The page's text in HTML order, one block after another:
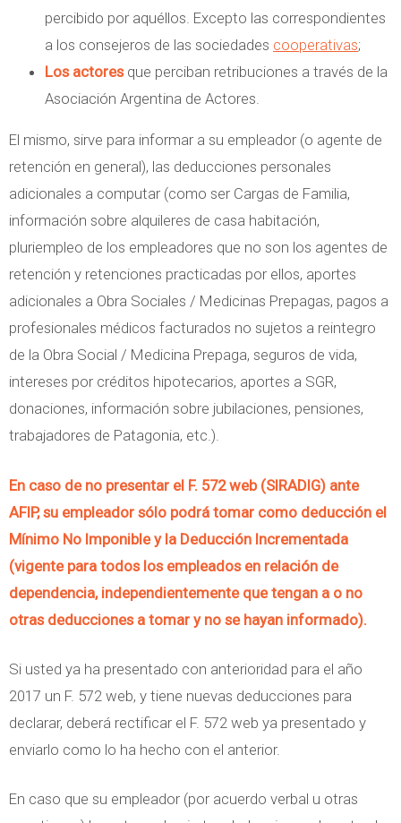
percibido por aquéllos. Excepto las correspondientes
a los consejeros de las sociedades cooperativas;
Los actoresque perciban retribuciones a través de la
Asociación Argentina de Actores.
El mismo, sirve para informar a su empleador (o agente de
retención en general), las deducciones personales
adicionales a computar (como ser Cargas de Familia,
información sobre alquileres de casa habitación,
pluriempleo de los empleadores que no son los agentes de
retención y retenciones practicadas por ellos, aportes
adicionales a Obra Sociales / Medicinas Prepagas, pagos a
profesionales médicos facturados no sujetos a reintegro
de la Obra Social / Medicina Prepaga, seguros de vida,
intereses por créditos hipotecarios, aportes a SGR,
donaciones, información sobre jubilaciones, pensiones,
trabajadores de Patagonia, etc.).
En caso de no presentar el F. 572 web (SIRADIG) ante
AFIP, su empleador sólo podrá tomar como deducción el
Mínimo No Imponible y la Deducción Incrementada
(vigente para todos los empleados en relación de
dependencia, independientemente que tengan a o no
otras deducciones a tomar y no se hayan informado).
Si usted ya ha presentado con anterioridad para el año
2017 un F. 572 web, y tiene nuevas deducciones para
declarar, deberá rectificar el F. 572 web ya presentado y
enviarlo como lo ha hecho con el anterior.
En caso que su empleador (por acuerdo verbal u otras